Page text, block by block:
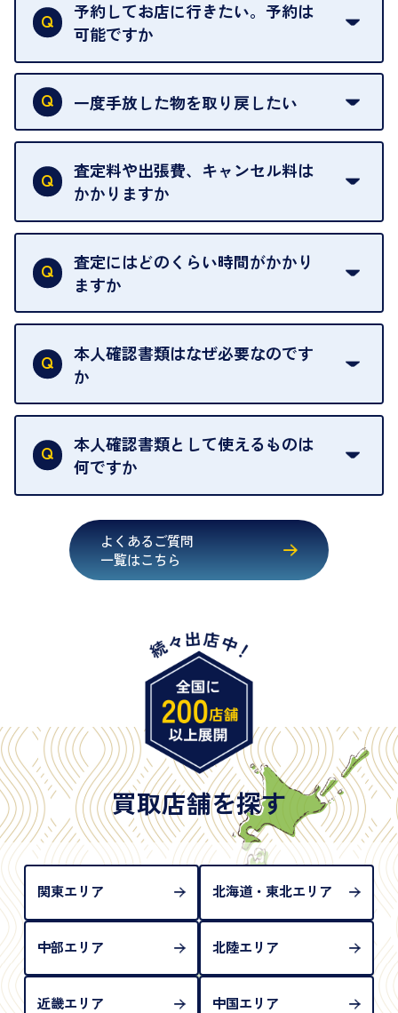
がございます。ご了承ください。
予約してお店に行きたい。予約は
可能ですか
申し訳ありませんが、現在はご来店の予約は承って
おりません。
を整えておりますので、お好きな時にお越しくださ
い。
お急ぎの場合はスタッフに一言お声がけください。
可能な限り、迅速に対応させていただきます。
一度手放した物を取り戻したい
当店は質店ではありませんので、買い取ったお品物
は基本的に販売へと回されます。買い戻しはできま
せんので、ご了承ください。
グオフが可能です。
契約破棄という形で、お品物をお戻しすることがで
きます。
売却当日を含む8日間のうちに、お気軽にお申し出
出張買取のお品物は、8日間保管しております。
査定料や出張費、キャンセル料は
かかりますか
一切いただいておりません。査定金額にご納得いた
だけない場合は、その場でお断りいただいても問題
ございません。お気軽にご相談ください。
査定にはどのくらい時間がかかり
ますか
お品物の内容や点数によって異なりますが、店頭買
取の場合は1点あたり数分程度が目安です。大量の
お品物の場合は、お時間をいただくことがございま
本人確認書類はなぜ必要なのです
か
買取店は古物営業法により、お客様のご本人確認を
行うことが義務付けられています。安心してお取引
いただくためにも、ご協力をお願いいたします。
本人確認書類として使えるものは
何ですか
・健康保険証確認書
・マイナンバーカード
・在留カード
・旧パスポート
※原則として「公的機関が発行し、氏名、住所、生
年月日が記載されているもの
※日本国政府発行のもの
※2020年2月4日以降に申請された新型パスポートに
は「所持人記入欄（住所記載欄）」が存在しないた
め、単体では古物営業法上の本人確認書類として認
められない（住所確認ができないため）。補助書類
が必要となります
よくあるご質問
一覧はこちら
買取店舗を探す
関東エリア 北海道・東北エリア
中部エリア 北陸エリア
近畿エリア 中国エリア